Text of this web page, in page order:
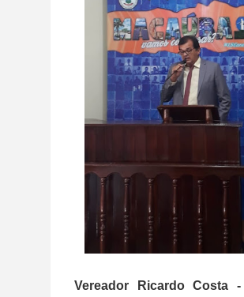
Vereador Ricardo Costa -